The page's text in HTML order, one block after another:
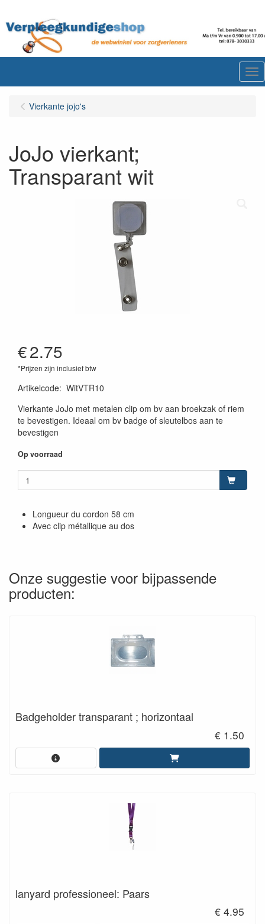
Vierkante jojo's
JoJo vierkant;
Transparant wit
€2.75
*Prijzen zijn inclusief btw
Artikelcode: WitVTR10
Vierkante JoJo met metalen clip om bv aan broekzak of riem
te bevestigen. Ideaal om bv badge of sleutelbos aan te
bevestigen
Op voorraad
Longueur du cordon 58 cm
Avec clip métallique au dos
Onze suggestie voor bijpassende
producten:
Badgeholder transparant ; horizontaal
€ 1.50
lanyard professioneel: Paars
€ 4.95